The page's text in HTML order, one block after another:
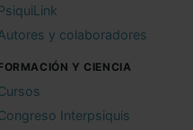
y colaboradores
Y CIENCIA
Interpsiquis